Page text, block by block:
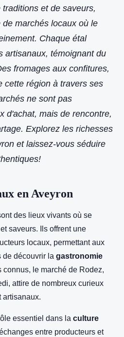
et de saveurs,
marchés locaux où le
Chaque étal
artisanaux, témoignant du
fromages aux confitures,
cette région à travers ses
ne sont pas
d'achat, mais de rencontre,
Explorez les richesses
et laissez-vous séduire
en Aveyron
des lieux vivants où se
saveurs. Ils offrent une
locaux, permettant aux
de découvrir la gastronomie
le marché de Rodez,
attire de nombreux curieux
artisanaux.
essentiel dans la culture
entre producteurs et